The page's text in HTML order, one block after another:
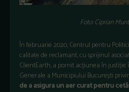
Foto: Ciprian
În februarie 2020, Centrul pentru
calitate de reclamant, cu sprijinul
ClientEarth, a pornit acțiunea în justiție
Generale a Municipiului București
de a asigura un aer curat pentru